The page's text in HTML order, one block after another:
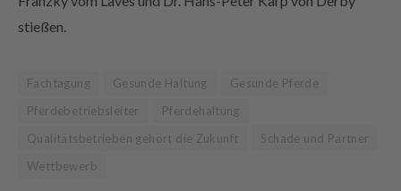
stießen.
Fachtagung Gesunde Haltung
Gesunde Pferde
Pferdebetriebsleiter
Pferdehaltung
Qualitätsbetrieben gehört die Zukunft
Schade und Partner
Wettbewerb